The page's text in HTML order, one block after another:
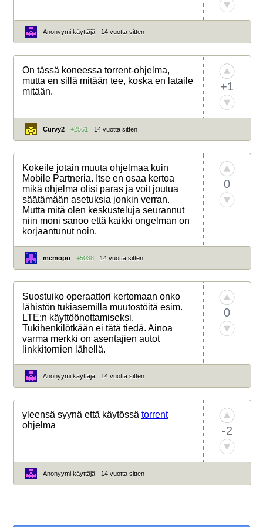
Anonyymi käyttäjä 14 vuotta sitten
On tässä koneessa torrent-ohjelma,
mutta en sillä mitään tee, koska en lataile
mitään.
+1
Curvy2 +2561 14 vuotta sitten
Kokeile jotain muuta ohjelmaa kuin
Mobile Partneria. Itse en osaa kertoa
mikä ohjelma olisi paras ja voit joutua
säätämään asetuksia jonkin verran.
Mutta mitä olen keskusteluja seurannut
niin moni sanoo että kaikki ongelman on
korjaantunut noin.
0
mcmopo +5038 14 vuotta sitten
Suostuiko operaattori kertomaan onko
lähistön tukiasemilla muutostöitä esim.
LTE:n käyttöönottamiseksi.
Tukihenkilötkään ei tätä tiedä. Ainoa
varma merkki on asentajien autot
linkkitornien lähellä.
0
Anonyymi käyttäjä 14 vuotta sitten
yleensä syynä että käytössä torrent
ohjelma
-2
Anonyymi käyttäjä 14 vuotta sitten